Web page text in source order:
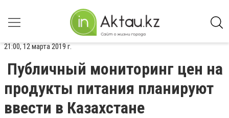
21:00, 12 марта 2019 г.
Публичный мониторинг цен на
продукты питания планируют
ввести в Казахстане